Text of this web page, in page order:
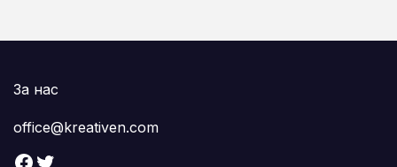
За нас
office@kreativen.com
Facebook Twitter